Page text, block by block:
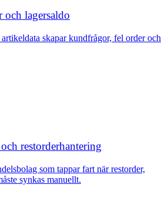
och lagersaldo
skapar kundfrågor, fel order och
restorderhantering
som tappar fart när restorder,
synkas manuellt.